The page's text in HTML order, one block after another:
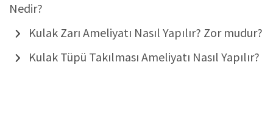
Nedir?
Kulak Zarı Ameliyatı Nasıl Yapılır? Zor mudur?
Kulak Tüpü Takılması Ameliyatı Nasıl Yapılır?